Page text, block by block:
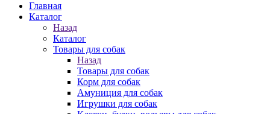
Главная
Каталог
Назад
Каталог
Товары для собак
Назад
Товары для собак
Корм для собак
Амуниция для собак
Игрушки для собак